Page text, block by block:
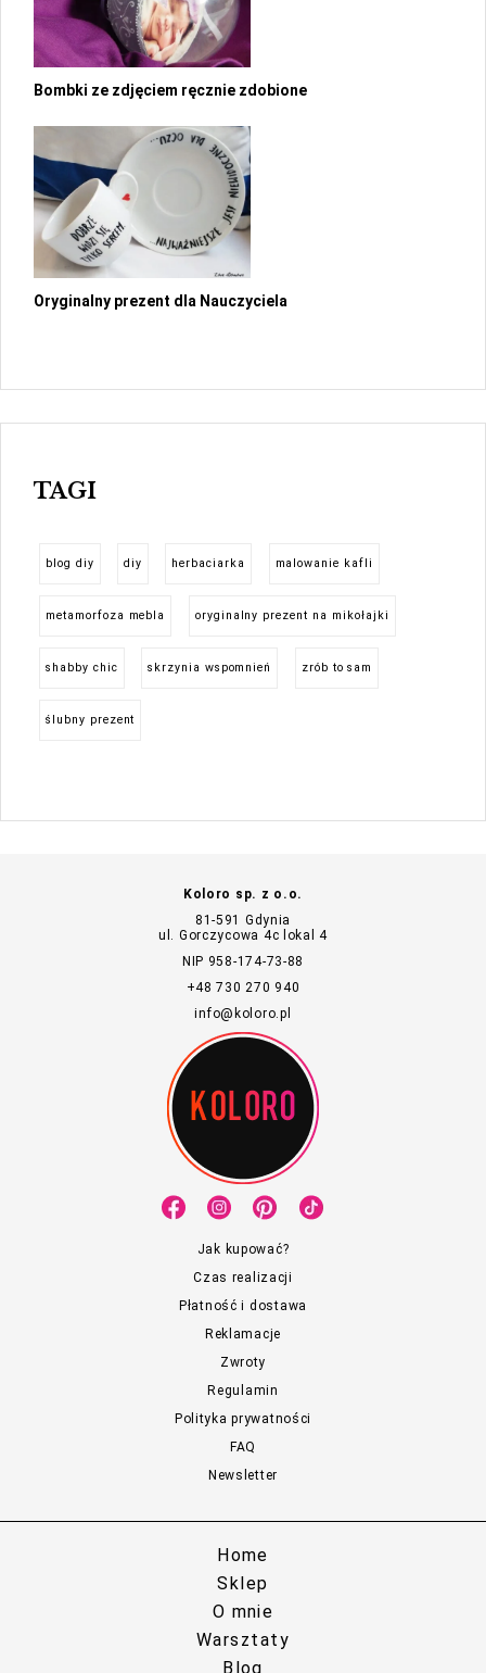
Bombki ze zdjęciem ręcznie zdobione
Oryginalny prezent dla Nauczyciela
TAGI
blog diy diy herbaciarka malowanie kafli
metamorfoza mebla oryginalny prezent na mikołajki
shabby chic skrzynia wspomnień zrób to sam
ślubny prezent
Koloro sp. z o.o.
81-591 Gdynia
ul. Gorczycowa 4c lokal 4
NIP 958-174-73-88
+48 730 270 940
info@koloro.pl
Jak kupować?
Czas realizacji
Płatność i dostawa
Reklamacje
Zwroty
Regulamin
Polityka prywatności
FAQ
Newsletter
Home
Sklep
O mnie
Warsztaty
Blog